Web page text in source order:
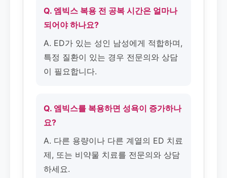
Q. 엠빅스 복용 전 공복 시간은 얼마나
되어야 하나요?
A. ED가 있는 성인 남성에게 적합하며,
특정 질환이 있는 경우 전문의와 상담
이 필요합니다.
Q. 엠빅스를 복용하면 성욕이 증가하나
요?
A. 다른 용량이나 다른 계열의 ED 치료
제, 또는 비약물 치료를 전문의와 상담
하세요.